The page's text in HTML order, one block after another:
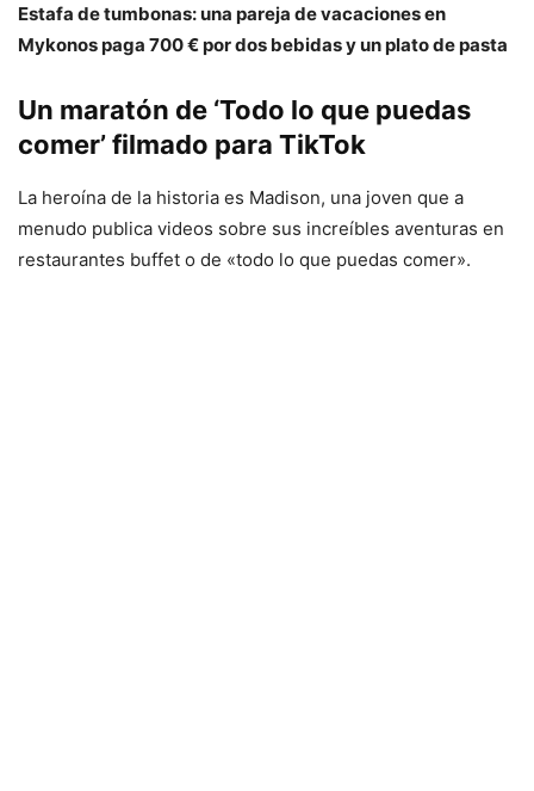
Estafa de tumbonas: una pareja de vacaciones en
Mykonos paga 700 € por dos bebidas y un plato de pasta
Un maratón de ‘Todo lo que puedas
comer’ filmado para TikTok
La heroína de la historia es Madison, una joven que a
menudo publica videos sobre sus increíbles aventuras en
restaurantes buffet o de «todo lo que puedas comer».